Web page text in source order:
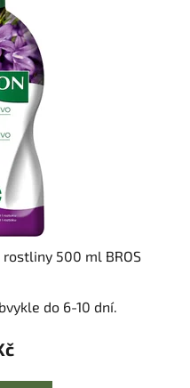
500 ml BROS
do 6-10 dní.